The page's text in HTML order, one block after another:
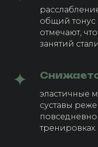
общий
отмечают,
занятий
эластичные
суставы
тренировках.